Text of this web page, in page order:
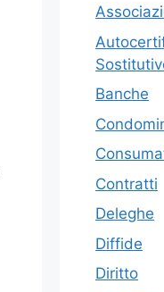
Banche
Contratti
Deleghe
Diffide
Diritto